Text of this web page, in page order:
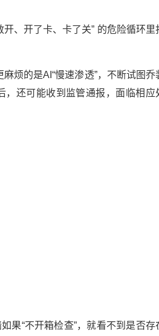
、开了卡、卡了关” 的危险循环里
烦的是AI“慢速渗透”，不断试图乔
，还可能收到监管通报，面临相应
果“不开箱检查”，就看不到是否存